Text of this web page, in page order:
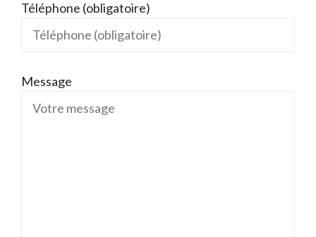
Téléphone (obligatoire)
Message